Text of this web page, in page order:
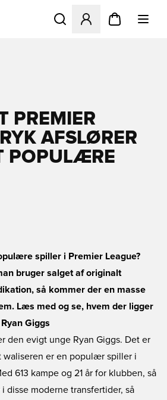
Åbner en Modal til at
PREMIER
AFSLØRER
POPULÆRE
spiller i Premier League?
bruger salget af originalt
så kommer der en masse
Læs med og se, hvem der ligger
Giggs
den evigt unge Ryan Giggs. Det er
waliseren er en populær spiller i
613 kampe og 21 år for klubben, så
disse moderne transfertider, så